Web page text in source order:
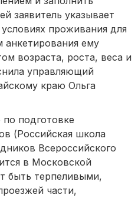
заявитель указывает
проживания для
анкетирования ему
возраста, роста, веса и
управляющий
краю Ольга
подготовке
(Российская школа
Всероссийского
в Московской
быть терпеливыми,
части,